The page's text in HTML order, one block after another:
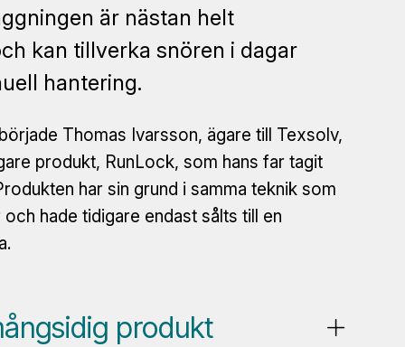
är nästan helt
kan tillverka snören i dagar
hantering.
Thomas Ivarsson, ägare till Texsolv,
produkt, RunLock, som hans far tagit
har sin grund i samma teknik som
hade tidigare endast sålts till en
produkt